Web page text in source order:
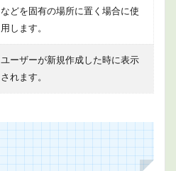
などを固有の場所に置く場合に使
用します。
ユーザーが新規作成した時に表示
されます。